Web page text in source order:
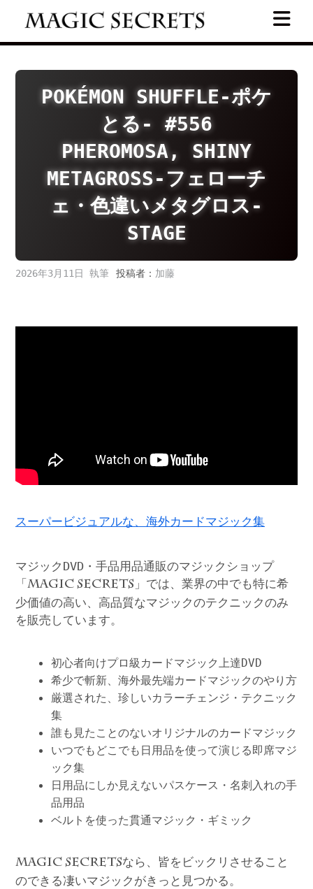
POKÉMON SHUFFLE-ポケ
とる- #556
PHEROMOSA, SHINY
METAGROSS-フェローチ
ェ・色違いメタグロス-
STAGE
2026年3月11日 投稿者： 加藤
スーパービジュアルな、海外カードマジック集
マジックDVD・手品用品通販のマジックショップ
「 MAGIC SECRETS 」では、業界の中でも特に希
少価値の高い、高品質なマジックのテクニックのみ
を販売しています。
初心者向けプロ級カードマジック上達DVD
希少で斬新、海外最先端カードマジックのやり方
厳選された、珍しいカラーチェンジ・テクニック
集
誰も見たことのないオリジナルのカードマジック
いつでもどこでも日用品を使って演じる即席マジ
ック集
日用品にしか見えないパスケース・名刺入れの手
品用品
ベルトを使った貫通マジック・ギミック
MAGIC SECRETSなら、皆をビックリさせること
のできる凄いマジックがきっと見つかる。